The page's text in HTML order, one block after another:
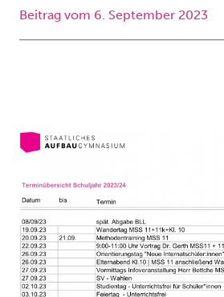
Beitrag vom 6. September 2023